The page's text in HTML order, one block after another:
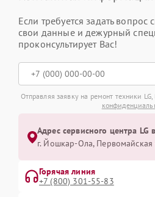
Если требуется задать вопрос
свои данные и дежурный
проконсультирует Вас!
Отправляя заявку на ремонт техники
Адрес сервисного центра
г. Йошкар-Ола, Первомайская
Горячая линия
+7 (800) 301-55-83